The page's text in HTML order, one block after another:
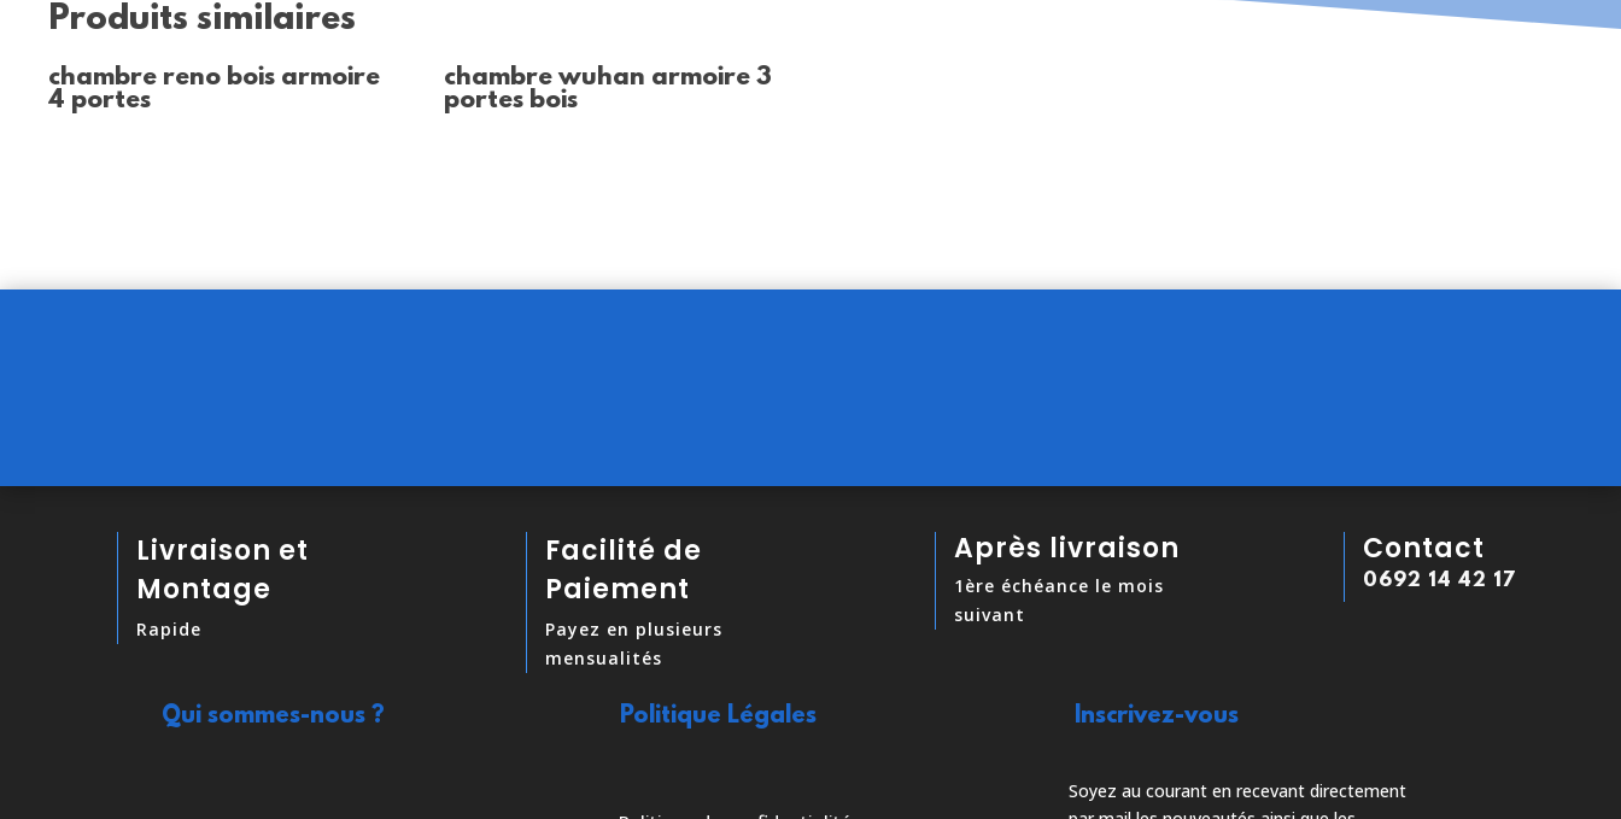
Produits similaires
chambre reno bois armoire
4 portes
chambre wuhan armoire 3
portes bois
Livraison et
Montage
Rapide
Facilité de
Paiement
Payez en plusieurs
mensualités
Après livraison
1ère échéance le mois
suivant
Contact
0692 14 42 17
Qui sommes-nous ? Politique Légales Inscrivez-vous
Soyez au courant en recevant directement